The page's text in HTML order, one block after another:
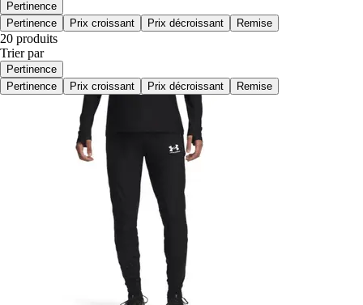
Pertinence
Pertinence
Prix croissant Prix décroissant Remise
20 produits
Trier par
Pertinence
Pertinence
Prix croissant Prix décroissant Remise